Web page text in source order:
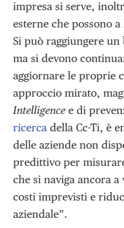
impresa si serve,
esterne che possono
Si può raggiungere
ma si devono
aggiornare le proprie
approccio mirato,
Intelligencee di
ricerca della Cc-Ti, è
delle aziende non
predittivo per
che si naviga ancora
costi imprevisti e
aziendale”.